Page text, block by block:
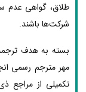
طلاق، گواهی عدم
شرکت‌ها باشند.
بسته به هدف
مهر مترجم رسمی
تکمیلی از مراجع